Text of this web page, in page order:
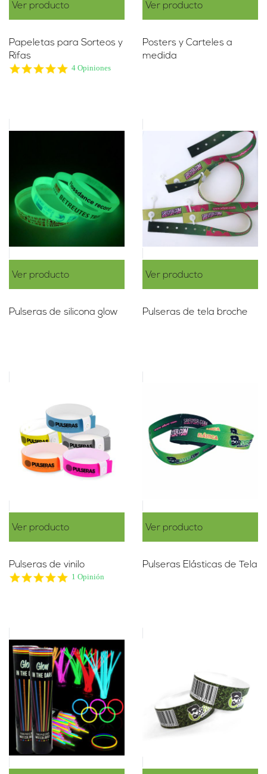
Ver producto
Papeletas para Sorteos y
Rifas
5.0
4 Opiniones
Ver producto
Posters y Carteles a
medida
Ver producto
Pulseras de silicona glow
Ver producto
Pulseras de tela broche
Ver producto
Pulseras de vinilo
5.0
1 Opinión
Ver producto
Pulseras Elásticas de Tela